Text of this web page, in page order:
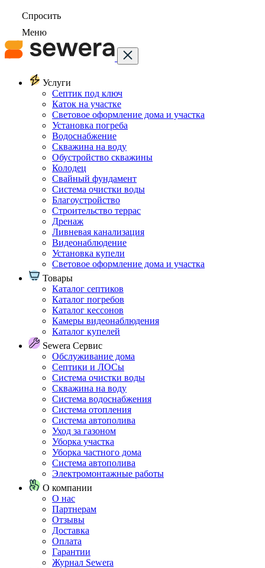
Спросить
Меню
Услуги
Септик под ключ
Каток на участке
Световое оформление дома и участка
Установка погреба
Водоснабжение
Скважина на воду
Обустройство скважины
Колодец
Свайный фундамент
Система очистки воды
Благоустройство
Строительство террас
Дренаж
Ливневая канализация
Видеонаблюдение
Установка купели
Световое оформление дома и участка
Товары
Каталог септиков
Каталог погребов
Каталог кессонов
Камеры видеонаблюдения
Каталог купелей
Sewera Сервис
Обслуживание дома
Септики и ЛОСы
Система очистки воды
Скважина на воду
Система водоснабжения
Система отопления
Система автополива
Уход за газоном
Уборка участка
Уборка частного дома
Система автополива
Электромонтажные работы
О компании
О нас
Партнерам
Отзывы
Доставка
Оплата
Гарантии
Журнал Sewera